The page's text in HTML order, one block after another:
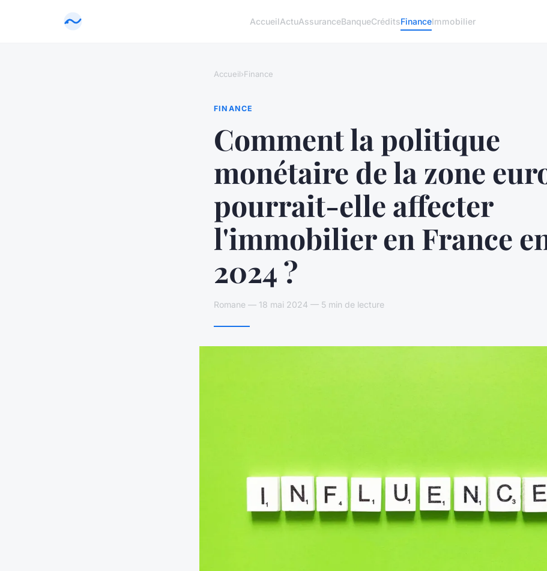
AccueilActuAssuranceBanqueCréditsFinanceImmobilier
Accueil›Finance
FINANCE
Comment la politique
monétaire de la zone
pourrait-elle affecter
l'immobilier en France
2024 ?
Romane — 18 mai 2024 — 5 min de lecture